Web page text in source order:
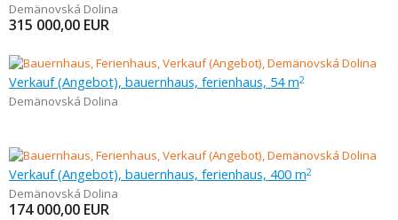
Demänovská Dolina
315 000,00 EUR
Verkauf (Angebot), bauernhaus, ferienhaus, 54 m2
Demänovská Dolina
Verkauf (Angebot), bauernhaus, ferienhaus, 400 m2
Demänovská Dolina
174 000,00 EUR